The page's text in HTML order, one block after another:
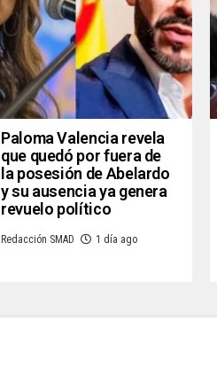
Paloma Valencia revela
que quedó por fuera de
la posesión de Abelardo
y su ausencia ya genera
revuelo político
Redacción SMAD 1 día ago